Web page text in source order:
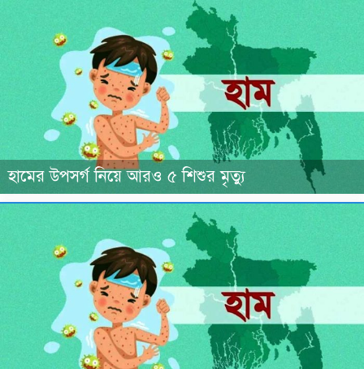
হামের উপসর্গ নিয়ে আরও ৫ শিশুর মৃত্যু